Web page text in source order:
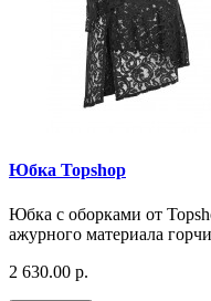
Юбка Topshop
Юбка с оборками от
ажурного материала
2 630.00 р.